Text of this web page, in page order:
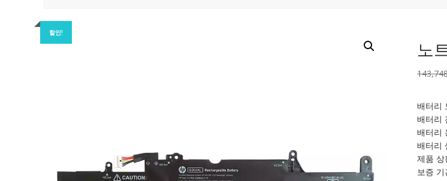
할인!
노
배터리
배터리
배터리
배터리
제품 상
보증 기